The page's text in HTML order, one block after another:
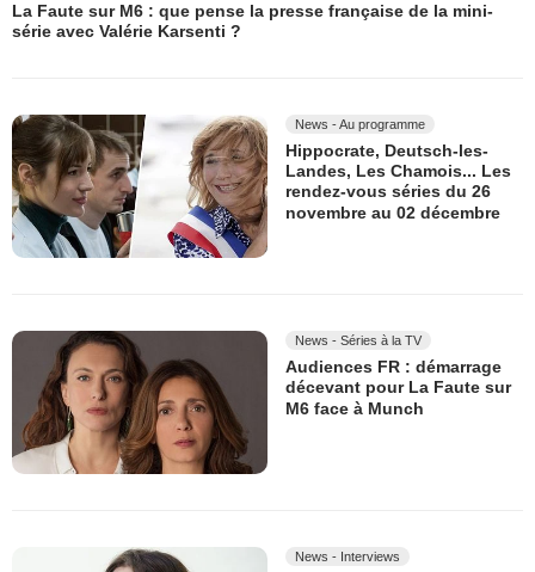
La Faute sur M6 : que pense la presse française de la mini-
série avec Valérie Karsenti ?
News - Au programme
Hippocrate, Deutsch-les-
Landes, Les Chamois... Les
rendez-vous séries du 26
novembre au 02 décembre
News - Séries à la TV
Audiences FR : démarrage
décevant pour La Faute sur
M6 face à Munch
News - Interviews